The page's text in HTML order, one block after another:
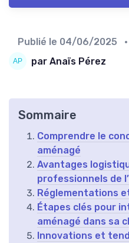
Publié le 04/06/2025
par Anaïs Pérez
Sommaire
Comprendre le
aménagé
Avantages
professionnels de
Réglementations
Étapes clés pour
aménagé dans sa
Innovations et